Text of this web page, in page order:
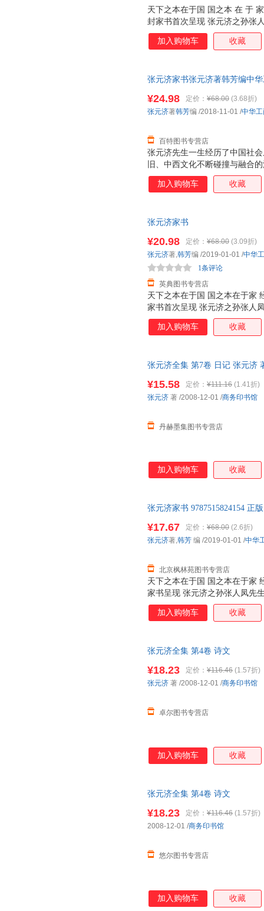
天下之本在于国 国之本 在 于
封家书首次呈现 张元济之孙张
加入购物车 收藏
张元济家书张元济著韩芳编中华
张元济先生一生经历了中国社
旧、中西文化不断碰撞与融合
重身份，但公认以出版家、编
文化教育出版事业，使得商务
积德二者并举的内在逻辑，实
——有异曲同工之妙。这或许是
集中呈现以张元济先生为代表
发点。 本书共辑录张
¥24.98 定价： ¥68.00 (3.68折)
百特图书专营店
张元济著韩芳编 /2018-11-01 /中华
加入购物车 收藏
张元济家书
天下之本在于国 国之本在于家
家书首次呈现 张元济之孙张人
¥20.98 定价： ¥68.00 (3.09折)
英典图书专营店
1条评论
张元济著,韩芳编 /2019-01-01 /中华
加入购物车 收藏
张元济全集 第7卷 日记 张元济
¥15.58 定价： ¥111.16 (1.41折)
丹赫墨集图书专营店
张元济 著 /2008-12-01 /商务印书馆
加入购物车 收藏
张元济家书 9787515824154 正
本价格）
天下之本在于国 国之本在于家
家书呈现 张元济之孙张人凤先
¥17.67 定价： ¥68.00 (2.6折)
北京枫林苑图书专营店
张元济著,韩芳 编 /2019-01-01 /中华
加入购物车 收藏
张元济全集 第4卷 诗文
¥18.23 定价： ¥116.46 (1.57折)
卓尔图书专营店
张元济 著 /2008-12-01 /商务印书馆
加入购物车 收藏
张元济全集 第4卷 诗文
¥18.23 定价： ¥116.46 (1.57折)
悠尔图书专营店
2008-12-01 /商务印书馆
加入购物车 收藏